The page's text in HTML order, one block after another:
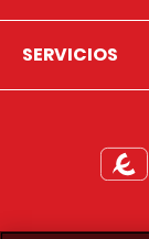
SERVICIOS